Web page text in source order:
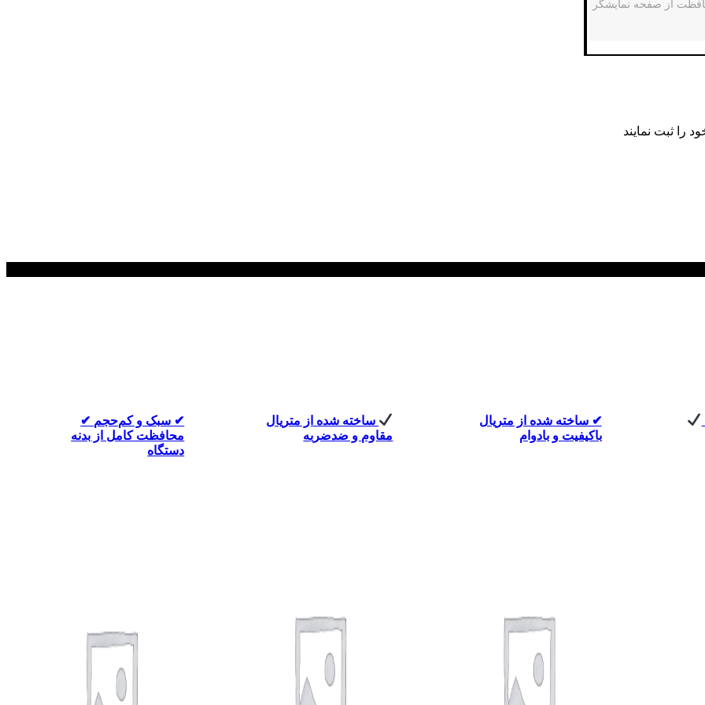
از صفحه نمایشگر
را ثبت نمایند
✔ ساخته شده از متریال
باکیفیت و بادوام
ساخته شده از متریال
مقاوم و ضدضربه
✔ سبک و کم‌حجم ✔
محافظت کامل از بدنه
دستگاه